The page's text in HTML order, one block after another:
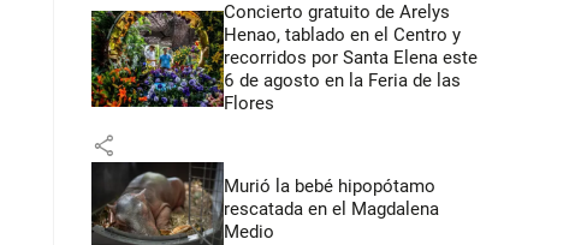
Concierto gratuito de Arelys
Henao, tablado en el Centro y
recorridos por Santa Elena este
6 de agosto en la Feria de las
Flores
share
Murió la bebé hipopótamo
rescatada en el Magdalena
Medio